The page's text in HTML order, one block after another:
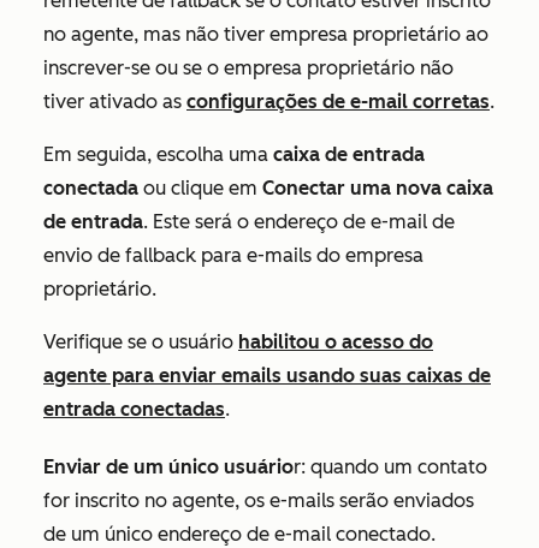
no agente, mas não tiver empresa proprietário ao
inscrever-se ou se o empresa proprietário não
tiver ativado as configurações de e-mail corretas.
Em seguida, escolha uma caixa de entrada
conectada ou clique em Conectar uma nova caixa
de entrada. Este será o endereço de e-mail de
envio de fallback para e-mails do empresa
proprietário.
Verifique se o usuário habilitou o acesso do
agente para enviar emails usando suas caixas de
entrada conectadas.
Enviar de um único usuárior: quando um contato
for inscrito no agente, os e-mails serão enviados
de um único endereço de e-mail conectado.